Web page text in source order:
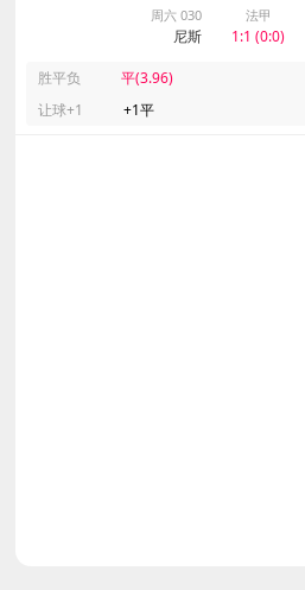
周六 030
尼斯
法甲
1:1 (0:0)
胜平负
平(3.96)
让球+1
+1平